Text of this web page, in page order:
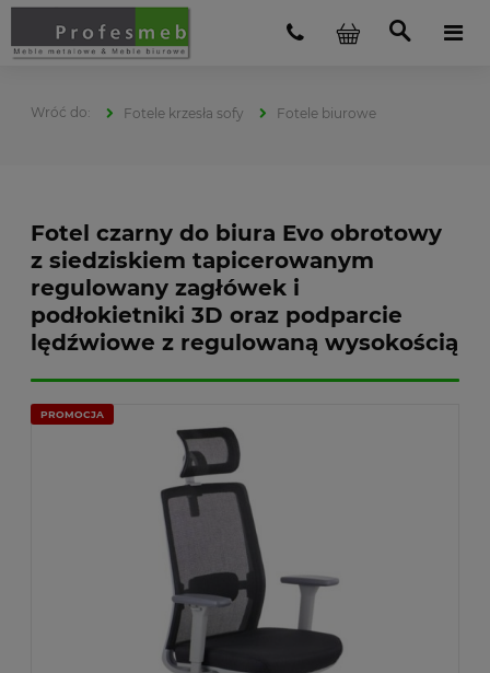
Fotele krzesła sofy Fotele biurowe
Fotel czarny do biura Evo obrotowy
z siedziskiem tapicerowanym
regulowany zagłówek i
podłokietniki 3D oraz podparcie
lędźwiowe z regulowaną wysokością
PROMOCJA